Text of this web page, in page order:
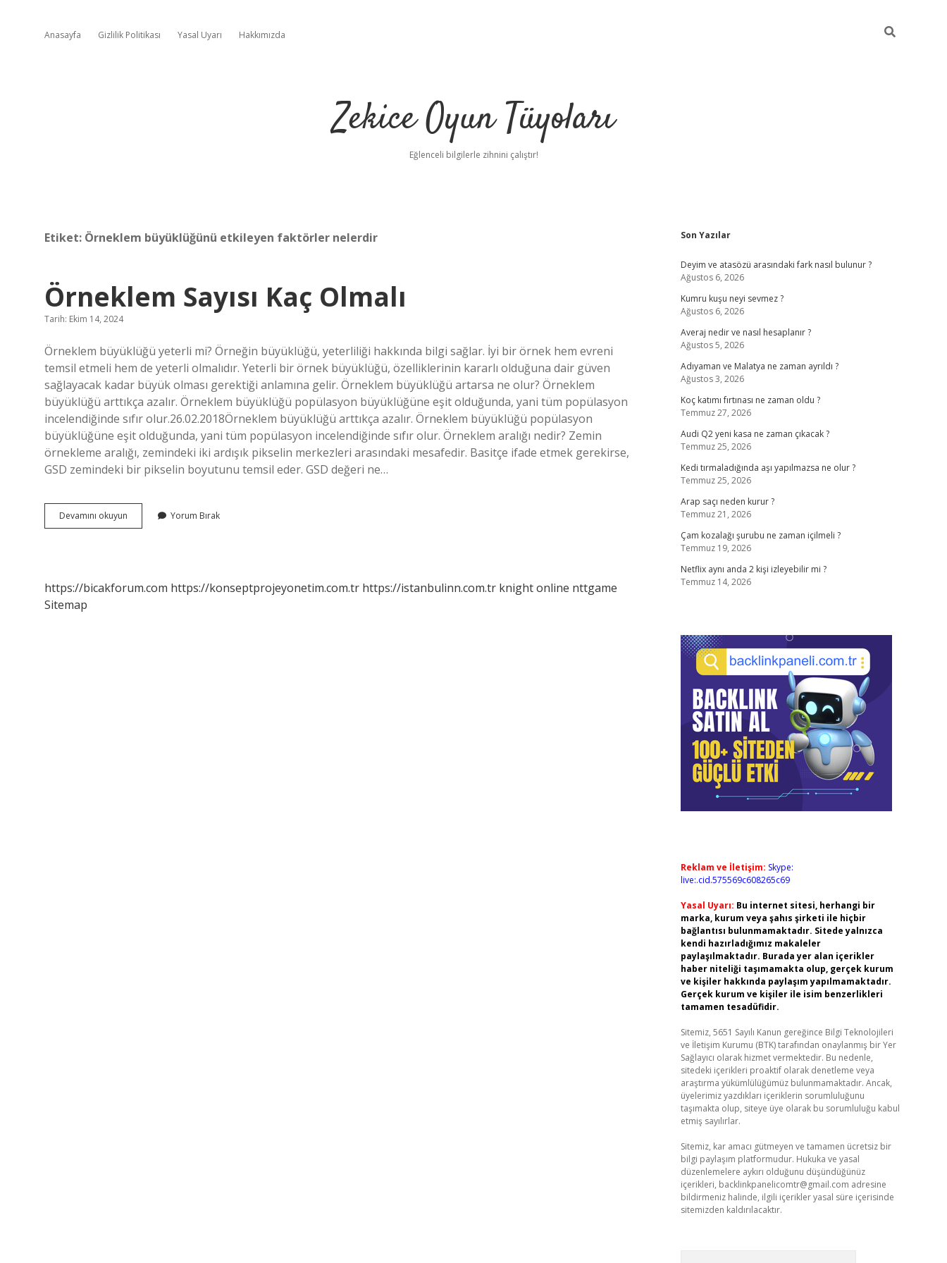
Anasayfa Gizlilik Politikası Yasal Uyarı Hakkımızda
Zekice Oyun Tüyoları
Eğlenceli bilgilerle zihnini çalıştır!
Etiket: Örneklem büyüklüğünü etkileyen faktörler nelerdir
Örneklem Sayısı Kaç Olmalı
Tarih: Ekim 14, 2024
Örneklem büyüklüğü yeterli mi? Örneğin büyüklüğü, yeterliliği hakkında bilgi sağlar. İyi bir örnek hem evreni
temsil etmeli hem de yeterli olmalıdır. Yeterli bir örnek büyüklüğü, özelliklerinin kararlı olduğuna dair güven
sağlayacak kadar büyük olması gerektiği anlamına gelir. Örneklem büyüklüğü artarsa ne olur? Örneklem
büyüklüğü arttıkça azalır. Örneklem büyüklüğü popülasyon büyüklüğüne eşit olduğunda, yani tüm popülasyon
incelendiğinde sıfır olur.26.02.2018Örneklem büyüklüğü arttıkça azalır. Örneklem büyüklüğü popülasyon
büyüklüğüne eşit olduğunda, yani tüm popülasyon incelendiğinde sıfır olur. Örneklem aralığı nedir? Zemin
örnekleme aralığı, zemindeki iki ardışık pikselin merkezleri arasındaki mesafedir. Basitçe ifade etmek gerekirse,
GSD zemindeki bir pikselin boyutunu temsil eder. GSD değeri ne…
Devamını okuyun Örneklem
Sayısı
Yorum Bırak
https://bicakforum.com https://konseptprojeyonetim.com.tr https://istanbulinn.com.tr knight online nttgame
Sitemap
Sidebar
Son Yazılar
Deyim ve atasözü arasındaki fark nasıl bulunur ?
Ağustos 6, 2026
Kumru kuşu neyi sevmez ?
Ağustos 6, 2026
Averaj nedir ve nasıl hesaplanır ?
Ağustos 5, 2026
Adıyaman ve Malatya ne zaman ayrıldı ?
Ağustos 3, 2026
Koç katımı fırtınası ne zaman oldu ?
Temmuz 27, 2026
Audi Q2 yeni kasa ne zaman çıkacak ?
Temmuz 25, 2026
Kedi tırmaladığında aşı yapılmazsa ne olur ?
Temmuz 25, 2026
Arap saçı neden kurur ?
Temmuz 21, 2026
Çam kozalağı şurubu ne zaman içilmeli ?
Temmuz 19, 2026
Netflix aynı anda 2 kişi izleyebilir mi ?
Temmuz 14, 2026
Reklam ve İletişim: Skype:
live:.cid.575569c608265c69
Yasal Uyarı: Bu internet sitesi, herhangi bir
marka, kurum veya şahıs şirketi ile hiçbir
bağlantısı bulunmamaktadır. Sitede yalnızca
kendi hazırladığımız makaleler
paylaşılmaktadır. Burada yer alan içerikler
haber niteliği taşımamakta olup, gerçek kurum
ve kişiler hakkında paylaşım yapılmamaktadır.
Gerçek kurum ve kişiler ile isim benzerlikleri
tamamen tesadüfidir.
Sitemiz, 5651 Sayılı Kanun gereğince Bilgi Teknolojileri
ve İletişim Kurumu (BTK) tarafından onaylanmış bir Yer
Sağlayıcı olarak hizmet vermektedir. Bu nedenle,
sitedeki içerikleri proaktif olarak denetleme veya
araştırma yükümlülüğümüz bulunmamaktadır. Ancak,
üyelerimiz yazdıkları içeriklerin sorumluluğunu
taşımakta olup, siteye üye olarak bu sorumluluğu kabul
etmiş sayılırlar.
Sitemiz, kar amacı gütmeyen ve tamamen ücretsiz bir
bilgi paylaşım platformudur. Hukuka ve yasal
düzenlemelere aykırı olduğunu düşündüğünüz
içerikleri, backlinkpanelicomtr@gmail.com adresine
bildirmeniz halinde, ilgili içerikler yasal süre içerisinde
sitemizden kaldırılacaktır.
vdcasino sitesi